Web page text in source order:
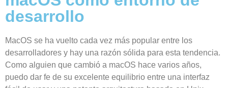
desarrollo
MacOS se ha vuelto cada vez más popular entre los
desarrolladores y hay una razón sólida para esta tendencia.
Como alguien que cambió a macOS hace varios años,
puedo dar fe de su excelente equilibrio entre una interfaz